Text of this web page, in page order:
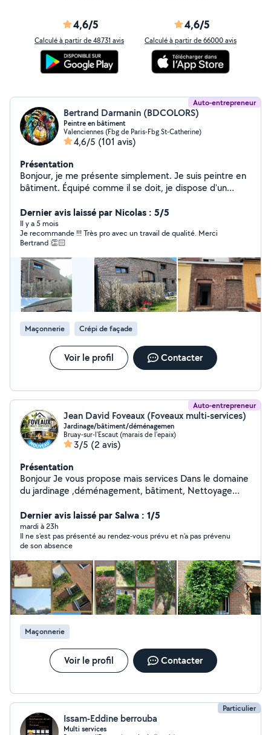
4,6/5
Calculé à partir de 48731 avis
4,6/5
Calculé à partir de 66000 avis
Auto-entrepreneur
Bertrand Darmanin (BDCOLORS)
Peintre en bâtiment
Valenciennes (Fbg de Paris-Fbg St-Catherine)
4,6/5 (101 avis)
Présentation
Bonjour, je me présente simplement. Je suis peintre en
bâtiment. Équipé comme il se doit, je dispose d'un
etc. Travail de professionnel et très minutieux avec pas
mal d'années d'expérience à mon actif. Collabore
essentiellement avec la marque Seigneurie Gauthier
(gamme pro). Je peins, j'enduis, je pose de la fibre, je
rénove intérieur et extérieur etc. Je fais également du
nettoyage toiture et les joints de façade. Devis gratuit.
Ma priorité est de satisfaire la personne qui a su me
donner sa confiance pour intervenir chez elle. Le
chantier est terminé, quand les deux parties sont
d'accords. N'hésitez pas, pour plus de renseignements.
Cordialement Bertrand.
Dernier avis laissé par Nicolas : 5/5
Il y a 5 mois
Je recommande !!! Très pro avec un travail de qualité. Merci
Bertrand 👏🏻
Maçonnerie Crépi de façade
Voir le profil Contacter
Auto-entrepreneur
Jean David Foveaux (Foveaux multi-services)
Jardinage/bâtiment/déménagemen
Bruay-sur-l'Escaut (marais de l'epaix)
3/5 (2 avis)
Présentation
Bonjour Je vous propose mais services Dans le domaine
du jardinage ,déménagement, bâtiment, Nettoyage
me contacter pour plus de renseignements
Dernier avis laissé par Salwa : 1/5
mardi à 23h
Il ne s’est pas présenté au rendez-vous prévu et n’a pas prévenu
de son absence
Maçonnerie
Voir le profil Contacter
Particulier
Issam-Eddine berrouba
Multi services